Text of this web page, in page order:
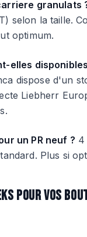
granulats
selon la taille.
optimum.
elles
dispose d'un
Liebherr
un PR neuf ? 4
Plus si
POUR VOS